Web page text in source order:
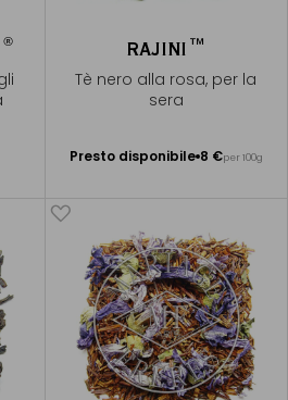
® RAJINI™
Tè nero alla rosa, per la
sera
Presto disponibile 8 €per 100g